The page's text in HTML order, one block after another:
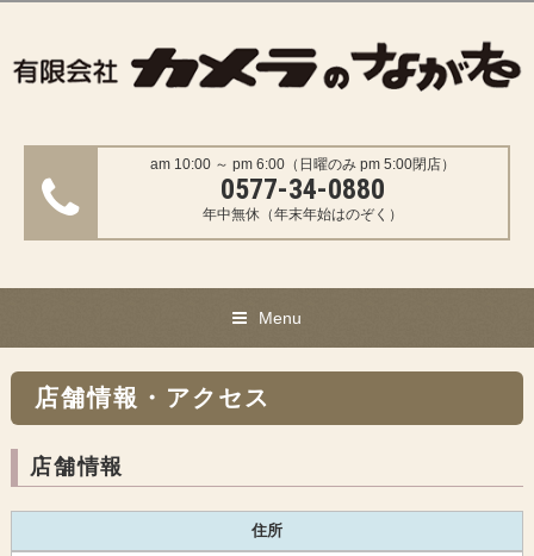
am 10:00 ～ pm 6:00（日曜のみ pm 5:00閉店）
0577-34-0880
年中無休（年末年始はのぞく）
Menu
店舗情報・アクセス
店舗情報
住所